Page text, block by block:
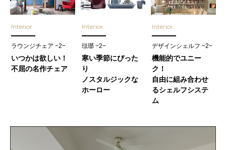
Interior
ラウンジチェア −2−
いつかは欲しい！
不屈の名作チェア
Interior
琺瑯 −2−
寒い季節にぴった
り
ノスタルジックな
ホーロー
Interior
デザインシェルフ −2−
機能的でユニー
ク！
自由に組み合わせ
るシェルフシステ
ム